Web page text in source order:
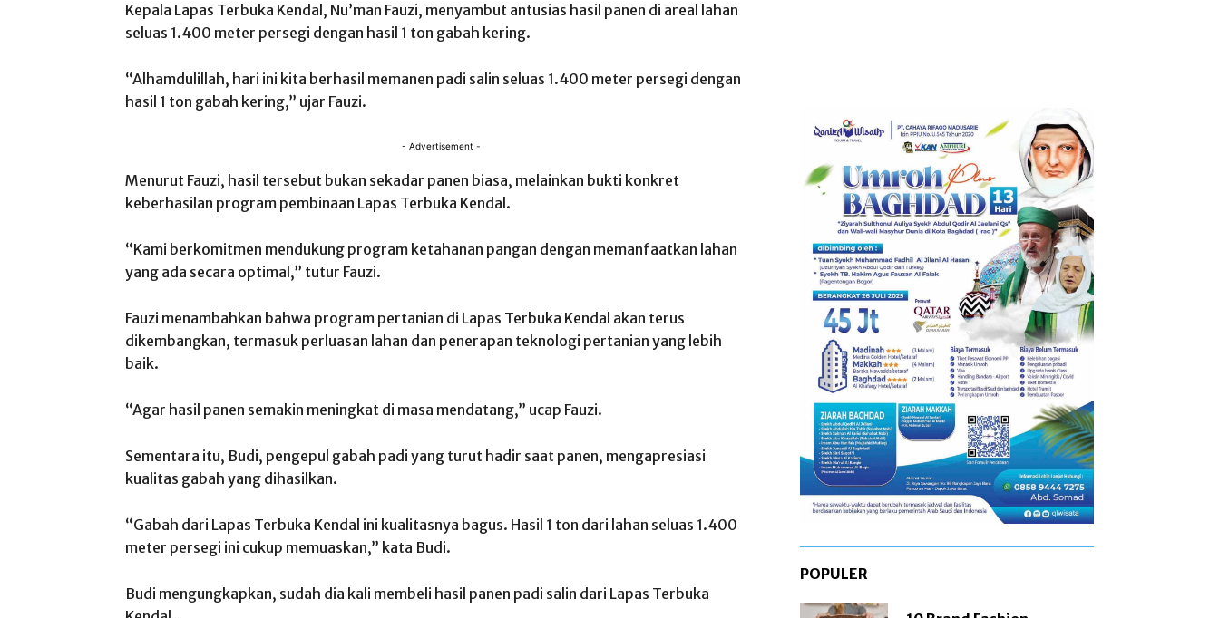
Kepala Lapas Terbuka Kendal, Nu’man Fauzi, menyambut antusias hasil panen di areal lahan
seluas 1.400 meter persegi dengan hasil 1 ton gabah kering.
“Alhamdulillah, hari ini kita berhasil memanen padi salin seluas 1.400 meter persegi dengan
hasil 1 ton gabah kering,” ujar Fauzi.
- Advertisement -
Menurut Fauzi, hasil tersebut bukan sekadar panen biasa, melainkan bukti konkret
keberhasilan program pembinaan Lapas Terbuka Kendal.
“Kami berkomitmen mendukung program ketahanan pangan dengan memanfaatkan lahan
yang ada secara optimal,” tutur Fauzi.
Fauzi menambahkan bahwa program pertanian di Lapas Terbuka Kendal akan terus
dikembangkan, termasuk perluasan lahan dan penerapan teknologi pertanian yang lebih
baik.
“Agar hasil panen semakin meningkat di masa mendatang,” ucap Fauzi.
Sementara itu, Budi, pengepul gabah padi yang turut hadir saat panen, mengapresiasi
kualitas gabah yang dihasilkan.
“Gabah dari Lapas Terbuka Kendal ini kualitasnya bagus. Hasil 1 ton dari lahan seluas 1.400
meter persegi ini cukup memuaskan,” kata Budi.
Budi mengungkapkan, sudah dia kali membeli hasil panen padi salin dari Lapas Terbuka
POPULER